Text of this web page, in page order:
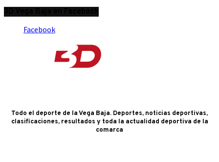
Facebook
Todo el deporte de la Vega Baja. Deportes, noticias deportivas,
clasificaciones, resultados y toda la actualidad deportiva de la
comarca